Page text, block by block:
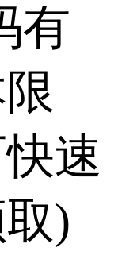
有
速
)